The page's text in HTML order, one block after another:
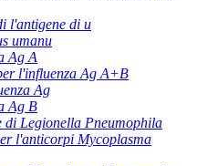
l'antigene di u
umanu
Ag A
l'influenza Ag A+B
Ag
Ag B
di Legionella Pneumophila
l'anticorpi Mycoplasma